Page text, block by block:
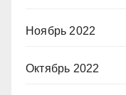
Ноябрь 2022
Октябрь 2022